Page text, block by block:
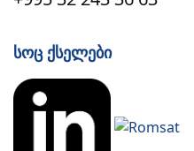
Სოც Ქსელები